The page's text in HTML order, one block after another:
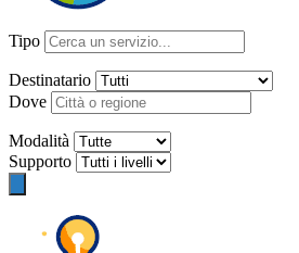
Tipo
Destinatario
Dove
Modalità
Supporto